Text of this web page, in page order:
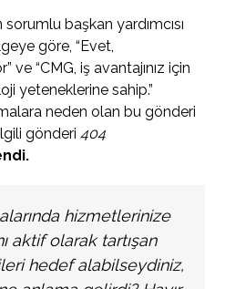
başkan yardımcısı
göre, “Evet,
ve “CMG, iş avantajınız için
yeteneklerine sahip.”
neden olan bu gönderi
gönderi404
hizmetlerinize
aktif olarak tartışan
hedef alabilseydiniz,